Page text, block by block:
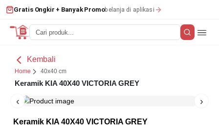
Gratis Ongkir + Banyak Promobelanja di aplikasi
Kembali
Home 40x40 cm
Keramik KIA 40X40 VICTORIA GREY
‹ ›
Keramik KIA 40X40 VICTORIA GREY